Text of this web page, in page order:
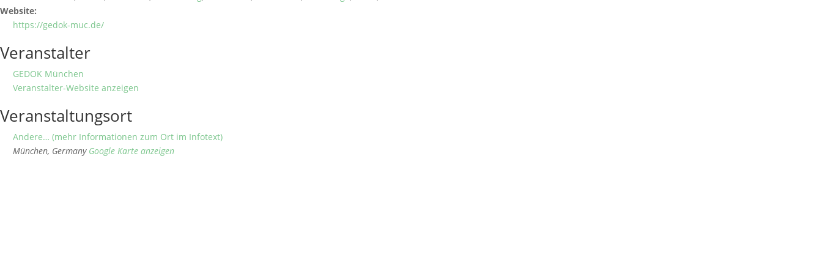
Website:
https://gedok-muc.de/
Veranstalter
GEDOK München
Veranstalter-Website anzeigen
Veranstaltungsort
Andere… (mehr Informationen zum Ort im Infotext)
München, Germany Google Karte anzeigen